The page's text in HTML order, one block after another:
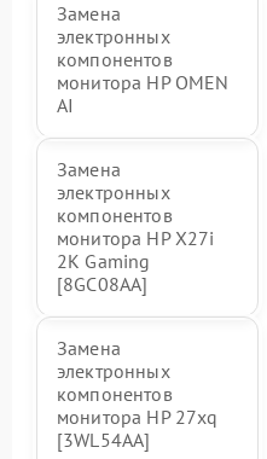
Замена
электронных
компонентов
монитора HP OMEN
AI
Замена
электронных
компонентов
монитора HP X27i
2K Gaming
[8GC08AA]
Замена
электронных
компонентов
монитора HP 27xq
[3WL54AA]